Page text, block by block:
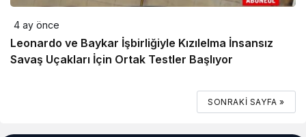
4 ay önce
Leonardo ve Baykar İşbirliğiyle Kızılelma İnsansız
Savaş Uçakları İçin Ortak Testler Başlıyor
SONRAKI SAYFA »